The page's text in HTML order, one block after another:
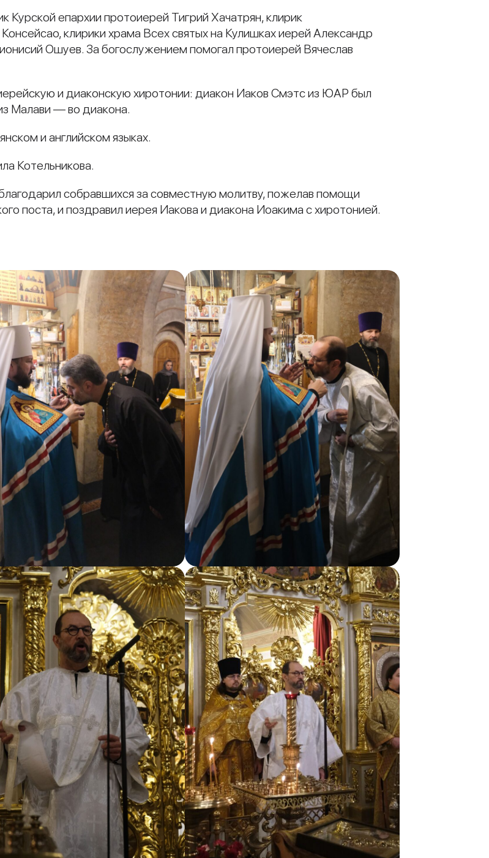
Курской епархии протоиерей Тигрий Хачатрян, клирик
клирики храма Всех святых на Кулишках иерей Александр
Ошуев. За богослужением помогал протоиерей Вячеслав
и диаконскую хиротонии: диакон Иаков Смэтс из ЮАР был
Малави — во диакона.
и английском языках.
Котельникова.
собравшихся за совместную молитву, пожелав помощи
поста, и поздравил иерея Иакова и диакона Иоакима с хиротонией.